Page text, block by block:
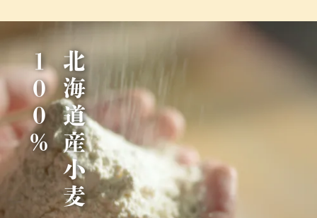
北
海
道
産
小
麦
1
0
0
％